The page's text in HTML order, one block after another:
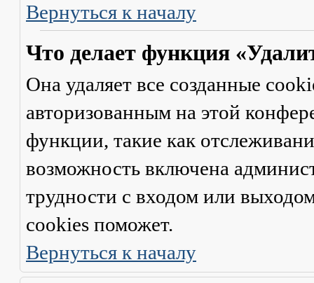
Вернуться к началу
Что делает функция
Она удаляет все созданные
авторизованным на этой
функции, такие как
возможность включена
трудности с входом или
cookies поможет.
Вернуться к началу